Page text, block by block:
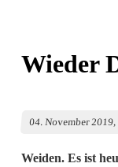
Wieder
04. November
Weiden. Es ist